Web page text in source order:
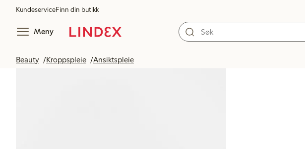
KundeserviceFinn din butikk
Meny
Beauty Kroppspleie Ansiktspleie